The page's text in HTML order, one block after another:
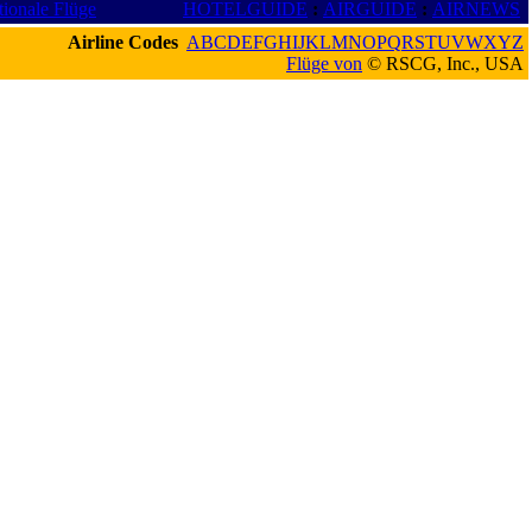
Flüge HOTELGUIDE : AIRGUIDE : AIRNEWS
Airline Codes ABCDEFGHIJKLMNOPQRSTUVWXYZ
Flüge von © RSCG, Inc., USA